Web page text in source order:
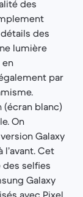
des
des
lumière
en
par
(écran blanc)
On
Galaxy
l’avant. Cet
selfies
Galaxy
avec Pixel